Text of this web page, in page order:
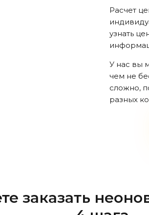
Расчет
узнать
У нас вы
чем не
сложно,
разных
заказать